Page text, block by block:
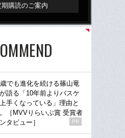
購読のご案内
でも進化を続ける篠山竜
語る「10年前よりバスケ
手くなっている」理由と
［MVVりらいぶ賞 受賞者
タビュー］
PR